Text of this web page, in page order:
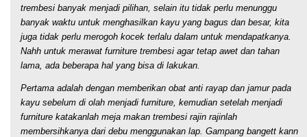
trembesi banyak menjadi pilihan, selain itu tidak perlu menunggu
banyak waktu untuk menghasilkan kayu yang bagus dan besar, kita
juga tidak perlu merogoh kocek terlalu dalam untuk mendapatkanya.
Nahh untuk merawat furniture trembesi agar tetap awet dan tahan
lama, ada beberapa hal yang bisa di lakukan.
Pertama adalah dengan memberikan obat anti rayap dan jamur pada
kayu sebelum di olah menjadi furniture, kemudian setelah menjadi
furniture katakanlah meja makan trembesi rajin rajinlah
membersihkanya dari debu menggunakan lap. Gampang bangett kann